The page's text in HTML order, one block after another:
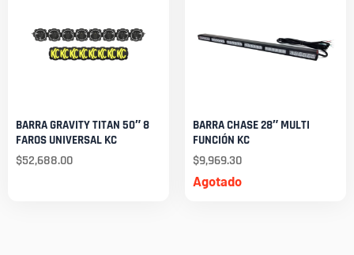
BARRA GRAVITY TITAN 50″ 8
FAROS UNIVERSAL KC
$52,688.00
Agotado
BARRA CHASE 28″ MULTI
FUNCIÓN KC
$9,969.30